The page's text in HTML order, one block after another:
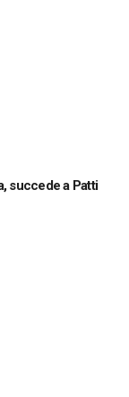
succede a Patti